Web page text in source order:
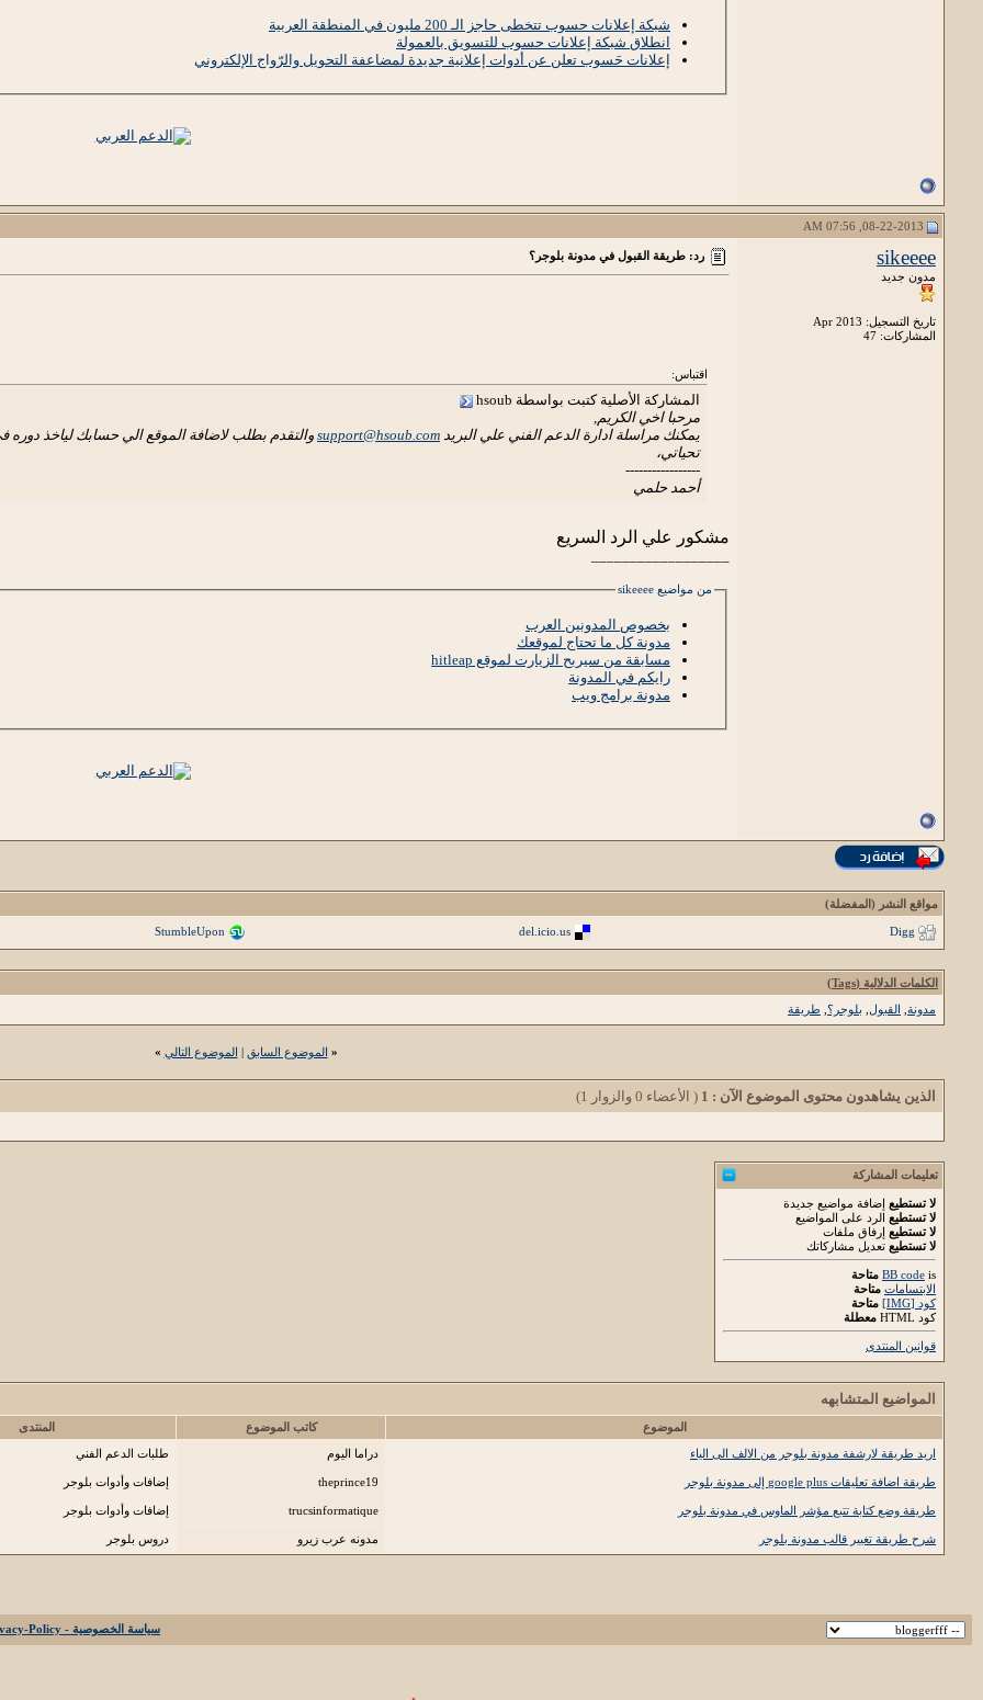
شبكة إعلانات حسوب تتخطى حاجز الـ 200 مليون في المنطقة العربية
انطلاق شبكة إعلانات حسوب للتسويق بالعمولة
إعلانات حَسوب تعلن عن أدوات إعلانية جديدة لمضاعفة التحويل والرّواج الإلكتروني
sikeeee
مدون جديد
تاريخ التسجيل: Apr 2013
المشاركات: 47
رد: طريقة القبول في مدونة بلوجر؟
اقتباس:
المشاركة الأصلية كتبت بواسطة hsoub
مرحبا اخي الكريم,
يمكنك مراسلة ادارة الدعم الفني علي البريد support@hsoub.com والتقدم بطلب لاضافة الموقع الي حسابك لياخذ دوره
تحياتي،
-----------------
أحمد حلمي
مشكور علي الرد السريع
من مواضيع sikeeee
بخصوص المدونين العرب
مدونة كل ما تحتاج لموقعك
مسابقة من سيربح الزيارت لموقع hitleap
رايكم في المدونة
مدونة برامج ويب
مواقع النشر (المفضلة)
Digg
del.icio.us
StumbleUpon
الكلمات الدلالية (Tags)
مدونة القبول بلوجر؟ طريقة
« الموضوع السابق | الموضوع التالي »
الذين يشاهدون محتوى الموضوع الآن : 1 ( الأعضاء 0 والزوار 1)
تعليمات المشاركة
لا تستطيع إضافة مواضيع جديدة
لا تستطيع الرد على المواضيع
لا تستطيع إرفاق ملفات
لا تستطيع تعديل مشاركاتك
BB code is
متاحة
الابتسامات متاحة
كود [IMG]
متاحة
كود HTML
معطلة
قوانين المنتدى
المواضيع المتشابهه
الموضوع كاتب الموضوع
المنتدى
اريد طريقة لارشفة مدونة بلوجر من الالف الى الياء
دراما اليوم طلبات الدعم الفني
طريقة اضافة تعليقات google plus إلى مدونة بلوجر theprince19 إضافات وأدوات بلوجر
طريقة وضع كتابة تتبع مؤشر الماوس في مدونة بلوجر trucsinformatique إضافات وأدوات بلوجر
شرح طريقة تغيير قالب مدونة بلوجر مدونه عرب زيرو دروس بلوجر
سياسة الخصوصية - Privacy-Policy